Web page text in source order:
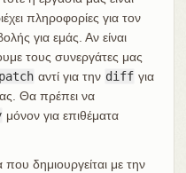
πληροφορίες για τον
για εμάς. Αν είναι
τους συνεργάτες μας
αντί για την diff για
Θα πρέπει να
μόνον για επιθέματα
δημιουργείται με την